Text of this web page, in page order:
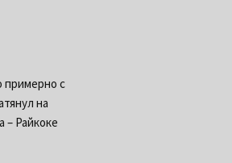
примерно с
на
– Райкоке